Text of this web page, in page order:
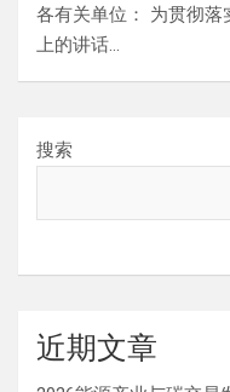
各有关单位： 为贯彻
上的讲话…
搜索
近期文章